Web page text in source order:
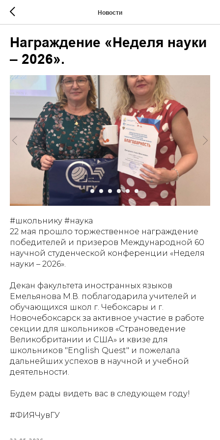
Новости
Награждение «Неделя науки
– 2026».
#школьнику #наука
22 мая прошло торжественное награждение
победителей и призеров Международной 60
научной студенческой конференции «Неделя
науки – 2026».
Декан факультета иностранных языков
Емельянова М.В. поблагодарила учителей и
обучающихся школ г. Чебоксары и г.
Новочебоксарск за активное участие в работе
секции для школьников «Страноведение
Великобритании и США» и квизе для
школьников "English Quest" и пожелала
дальнейших успехов в научной и учебной
деятельности.
Будем рады видеть вас в следующем году!
#ФИЯЧувГУ